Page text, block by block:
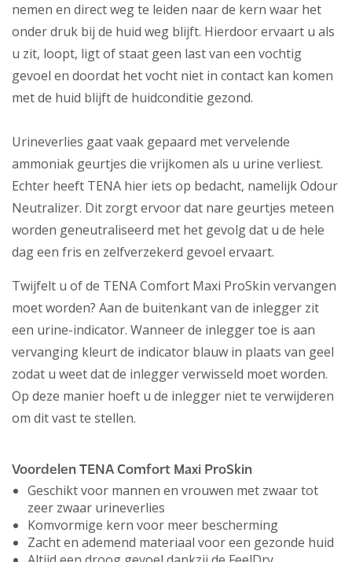
nemen en direct weg te leiden naar de kern waar het
onder druk bij de huid weg blijft. Hierdoor ervaart u als
u zit, loopt, ligt of staat geen last van een vochtig
gevoel en doordat het vocht niet in contact kan komen
met de huid blijft de huidconditie gezond.
Urineverlies gaat vaak gepaard met vervelende
ammoniak geurtjes die vrijkomen als u urine verliest.
Echter heeft TENA hier iets op bedacht, namelijk Odour
Neutralizer. Dit zorgt ervoor dat nare geurtjes meteen
worden geneutraliseerd met het gevolg dat u de hele
dag een fris en zelfverzekerd gevoel ervaart.
Twijfelt u of de TENA Comfort Maxi ProSkin vervangen
moet worden? Aan de buitenkant van de inlegger zit
een urine-indicator. Wanneer de inlegger toe is aan
vervanging kleurt de indicator blauw in plaats van geel
zodat u weet dat de inlegger verwisseld moet worden.
Op deze manier hoeft u de inlegger niet te verwijderen
om dit vast te stellen.
Voordelen TENA Comfort Maxi ProSkin
Geschikt voor mannen en vrouwen met zwaar tot
zeer zwaar urineverlies
Komvormige kern voor meer bescherming
Zacht en ademend materiaal voor een gezonde huid